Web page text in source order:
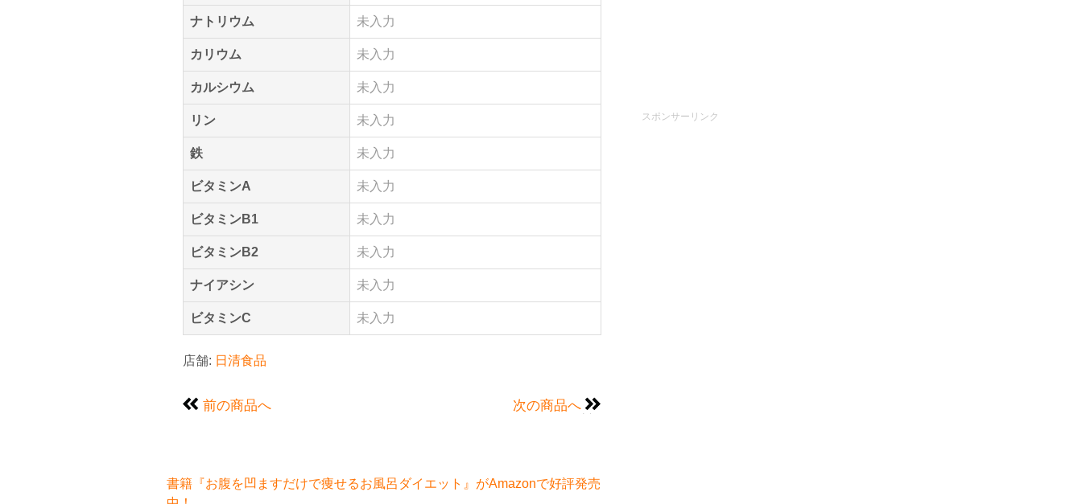
ナトリウム 未入力
カリウム 未入力
カルシウム 未入力
リン 未入力
鉄 未入力
ビタミンA 未入力
ビタミンB1 未入力
ビタミンB2 未入力
ナイアシン 未入力
ビタミンC 未入力
店舗: 日清食品
前の商品へ 次の商品へ
書籍『お腹を凹ますだけで痩せるお風呂ダイエット』がAmazonで好評発売
スポンサーリンク